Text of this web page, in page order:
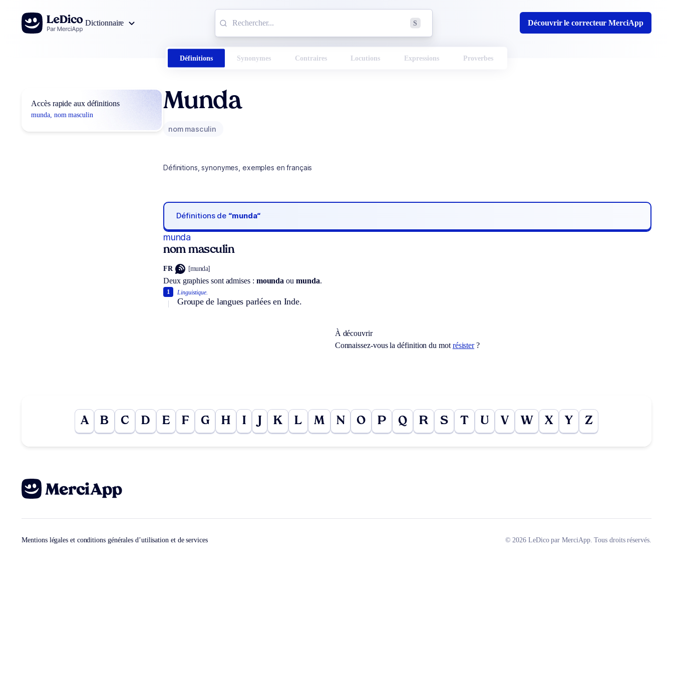
Aller au contenu
Dictionnaire
S Découvrir le correcteur MerciApp
Définitions Synonymes Contraires Locutions Expressions Proverbes
Accès rapide aux définitions
munda, nom masculin
Munda
nom masculin
Définitions, synonymes, exemples en français
Définitions de “munda“
munda
nom masculin
FR [munda]
Deux graphies sont admises : mounda ou munda.
Linguistique.
Groupe de langues parlées en Inde.
1
À découvrir
Connaissez-vous la définition du mot résister?
A B C D E F G H I K L M N O P Q R S T U V W X Y Z
Mentions légales et conditions générales d’utilisation et de services © 2026 LeDico par MerciApp. Tous droits réservés.